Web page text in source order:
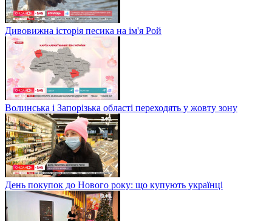
Дивовижна історія песика на ім'я Рой
Волинська і Запорізька області переходять у жовту зону
День покупок до Нового року: що купують українці